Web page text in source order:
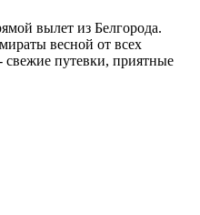
вылет из Белгорода.
весной от всех
свежие путевки, приятные